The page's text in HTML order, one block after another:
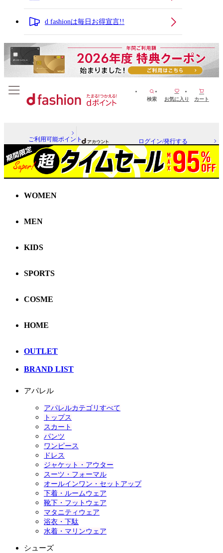
d fashionは毎日お得宣言!!
検索 お気に入り カート
ご利用可能ポイント ログイン/発行する
WOMEN
MEN
KIDS
SPORTS
COSME
HOME
OUTLET
BRAND LIST
アパレル
アパレルカテゴリすべて
トップス
スカート
パンツ
ワンピース
ドレス
ジャケット・アウター
スーツ・フォーマル
オールインワン・セットアップ
下着・ルームウェア
靴下・フットウェア
マタニティウェア
浴衣・下駄
水着・マリンウェア
シューズ